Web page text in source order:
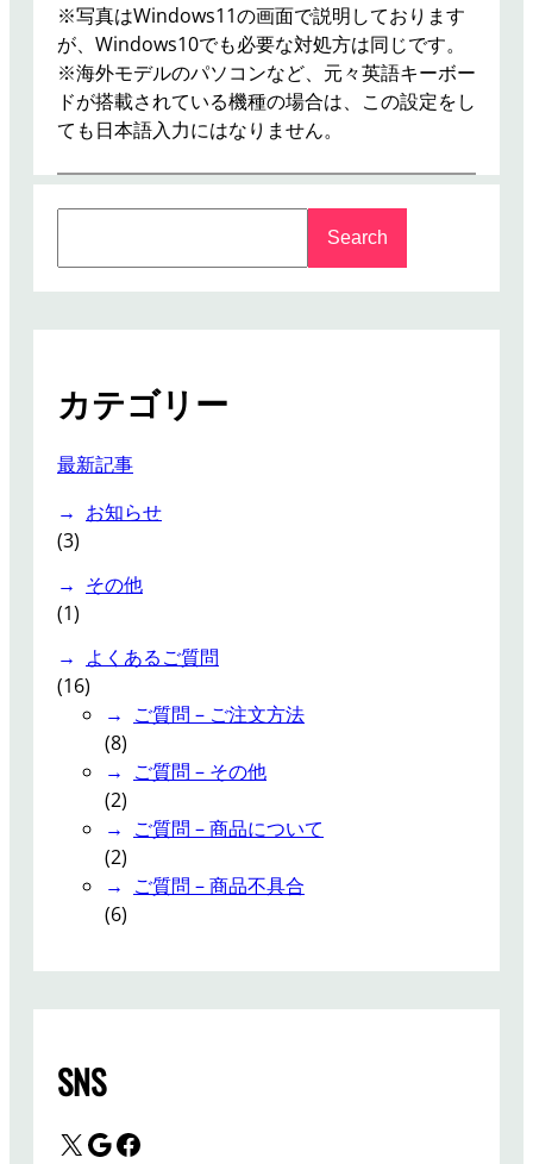
※写真はWindows11の画面で説明しております
が、Windows10でも必要な対処方は同じです。
※海外モデルのパソコンなど、元々英語キーボー
ドが搭載されている機種の場合は、この設定をし
ても日本語入力にはなりません。
c
Search
カテゴリー
最新記事
お知らせ
(3)
その他
(1)
よくあるご質問
(16)
ご質問 – ご注文方法
(8)
ご質問 – その他
(2)
ご質問 – 商品について
(2)
ご質問 – 商品不具合
(6)
SNS
X Google Facebook